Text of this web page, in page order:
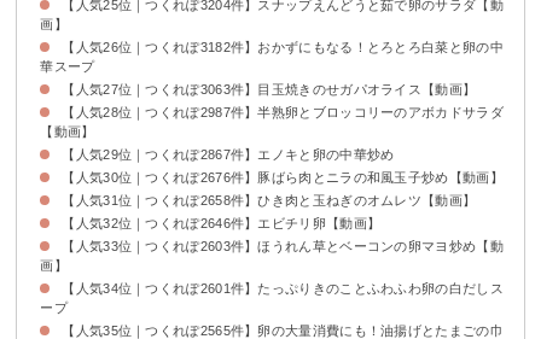
【人気25位｜つくれぽ3204件】スナップえんどうと茹で卵のサラダ【動
画】
【人気26位｜つくれぽ3182件】おかずにもなる！とろとろ白菜と卵の中
華スープ
【人気27位｜つくれぽ3063件】目玉焼きのせガパオライス【動画】
【人気28位｜つくれぽ2987件】半熟卵とブロッコリーのアボカドサラダ
【動画】
【人気29位｜つくれぽ2867件】エノキと卵の中華炒め
【人気30位｜つくれぽ2676件】豚ばら肉とニラの和風玉子炒め【動画】
【人気31位｜つくれぽ2658件】ひき肉と玉ねぎのオムレツ【動画】
【人気32位｜つくれぽ2646件】エビチリ卵【動画】
【人気33位｜つくれぽ2603件】ほうれん草とベーコンの卵マヨ炒め【動
画】
【人気34位｜つくれぽ2601件】たっぷりきのことふわふわ卵の白だしス
ープ
【人気35位｜つくれぽ2565件】卵の大量消費にも！油揚げとたまごの巾